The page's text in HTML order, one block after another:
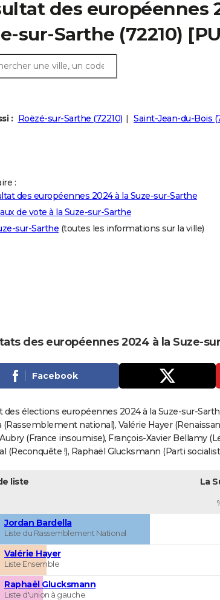
des européennes
sur-Sarthe (72210)
: Roëzé-sur-Sarthe (72210) Saint-Jean-du-Bois
:
des européennes 2024 à la Suze-sur-Sarthe
de vote à la Suze-sur-Sarthe
sur-Sarthe (toutes les informations sur la ville)
des européennes 2024 à la Suze-
Facebook
des élections européennes 2024 à la Suze-sur-
(Rassemblement national), Valérie Hayer
(France insoumise), François-Xavier Bellamy
(Reconquête !), Raphaël Glucksmann (Parti
liste
La
Jordan Bardella
Liste du Rassemblement National
Valérie Hayer
Liste Ensemble
Raphaël Glucksmann
Liste d'union à gauche